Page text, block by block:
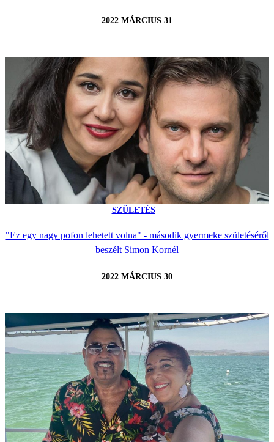
2022 MÁRCIUS 31
SZÜLETÉS
"Ez egy nagy pofon lehetett volna" - második gyermeke születéséről
beszélt Simon Kornél
2022 MÁRCIUS 30